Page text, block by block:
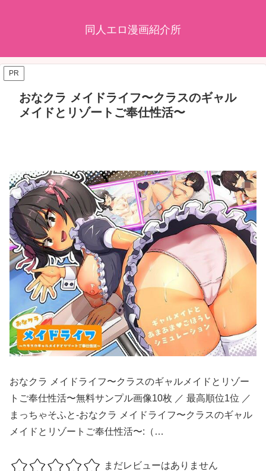
同人エロ漫画紹介所
PR
おなクラ メイドライフ〜クラスのギャル
メイドとリゾートご奉仕性活〜
おなクラ メイドライフ〜クラスのギャルメイドとリゾー
トご奉仕性活〜無料サンプル画像10枚 ／ 最高順位1位 ／
まっちゃそふと-おなクラ メイドライフ〜クラスのギャル
メイドとリゾートご奉仕性活〜:（…
まだレビューはありません